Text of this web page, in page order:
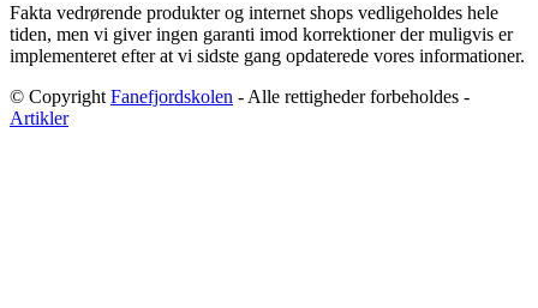
Fakta vedrørende produkter og internet shops vedligeholdes hele
tiden, men vi giver ingen garanti imod korrektioner der muligvis er
implementeret efter at vi sidste gang opdaterede vores informationer.
© Copyright Fanefjordskolen - Alle rettigheder forbeholdes -
Artikler